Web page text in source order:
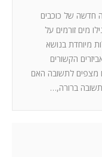
חדשה של כוכבים
מים זורמים על
מיוחדת בנושא
הקשורים
מצפים לתשובה האם
תשובה ברורה,…